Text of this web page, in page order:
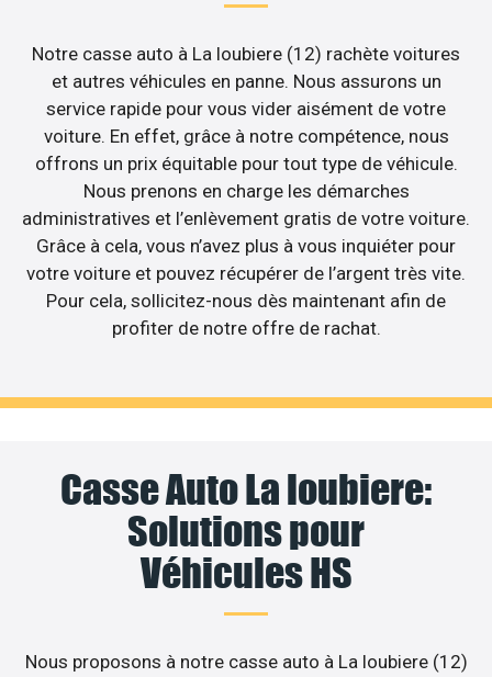
Notre casse auto à La loubiere (12) rachète voitures
et autres véhicules en panne. Nous assurons un
service rapide pour vous vider aisément de votre
voiture. En effet, grâce à notre compétence, nous
offrons un prix équitable pour tout type de véhicule.
Nous prenons en charge les démarches
administratives et l’enlèvement gratis de votre voiture.
Grâce à cela, vous n’avez plus à vous inquiéter pour
votre voiture et pouvez récupérer de l’argent très vite.
Pour cela, sollicitez-nous dès maintenant afin de
profiter de notre offre de rachat.
Casse Auto La loubiere:
Solutions pour
Véhicules HS
Nous proposons à notre casse auto à La loubiere (12)